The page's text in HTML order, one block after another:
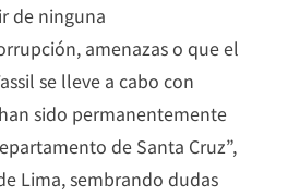
de ninguna
amenazas o que el
se lleve a cabo con
sido permanentemente
de Santa Cruz”,
Lima, sembrando dudas